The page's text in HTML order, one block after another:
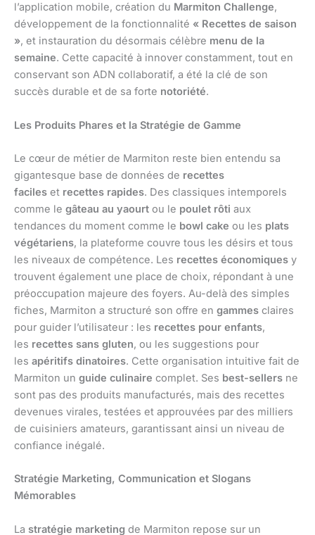
l’application mobile, création du Marmiton Challenge,
développement de la fonctionnalité « Recettes de saison
», et instauration du désormais célèbre menu de la
semaine. Cette capacité à innover constamment, tout en
conservant son ADN collaboratif, a été la clé de son
succès durable et de sa forte notoriété.
Les Produits Phares et la Stratégie de Gamme
Le cœur de métier de Marmiton reste bien entendu sa
gigantesque base de données de recettes
faciles et recettes rapides. Des classiques intemporels
comme le gâteau au yaourt ou le poulet rôti aux
tendances du moment comme le bowl cake ou les plats
végétariens, la plateforme couvre tous les désirs et tous
les niveaux de compétence. Les recettes économiques y
trouvent également une place de choix, répondant à une
préoccupation majeure des foyers. Au-delà des simples
fiches, Marmiton a structuré son offre en gammes claires
pour guider l’utilisateur : les recettes pour enfants,
les recettes sans gluten, ou les suggestions pour
les apéritifs dinatoires. Cette organisation intuitive fait de
Marmiton un guide culinaire complet. Ses best-sellers ne
sont pas des produits manufacturés, mais des recettes
devenues virales, testées et approuvées par des milliers
de cuisiniers amateurs, garantissant ainsi un niveau de
confiance inégalé.
Stratégie Marketing, Communication et Slogans
Mémorables
La stratégie marketing de Marmiton repose sur un